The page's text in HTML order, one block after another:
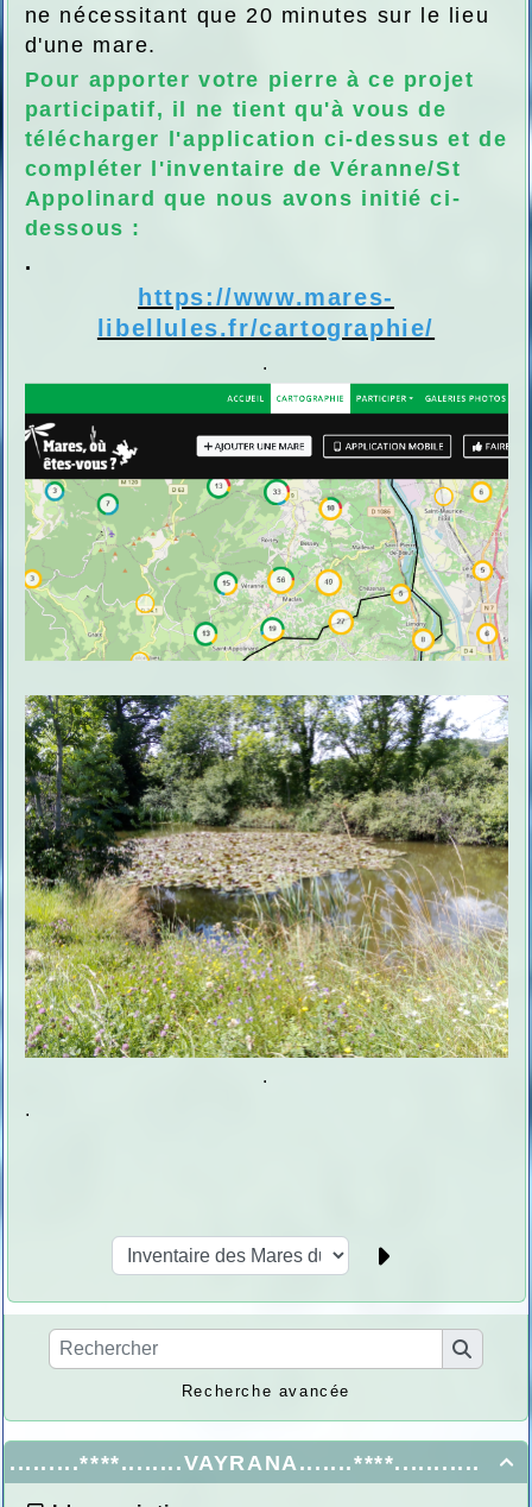
Recherche avancée

.........****........VAYRANA.......****...........
ne nécessitant que 20 minutes sur le lieu
d'une mare.
Pour apporter votre pierre à ce projet
participatif, il ne tient qu'à vous de
télécharger l'application ci-dessus et de
compléter l'inventaire de Véranne/St
Appolinard que nous avons initié ci-
dessous :
.
https://www.mares-
libellules.fr/cartographie/
.
.
.